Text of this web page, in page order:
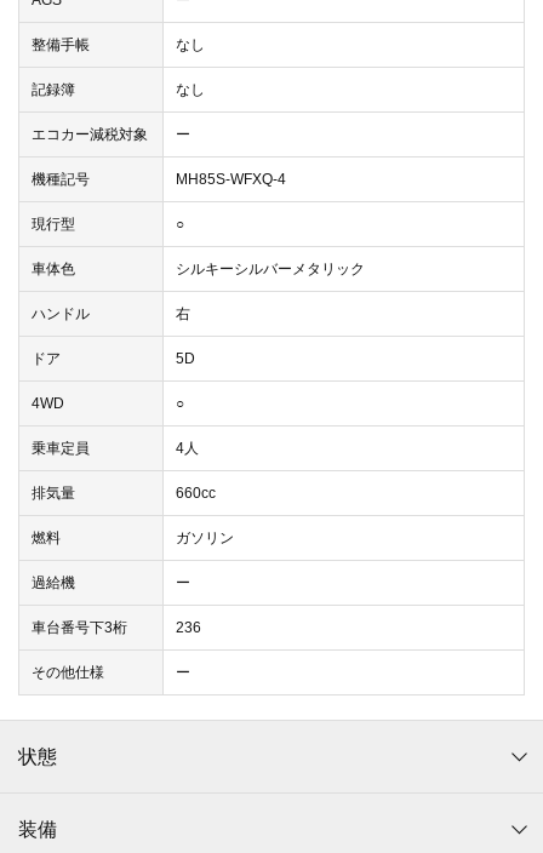
整備手帳 なし
記録簿 なし
エコカー減税対象 ー
機種記号 MH85S-WFXQ-4
現行型 ○
車体色 シルキーシルバーメタリック
ハンドル 右
ドア 5D
4WD ○
乗車定員 4人
排気量 660cc
燃料 ガソリン
過給機 ー
車台番号下3桁 236
その他仕様 ー
状態
装備